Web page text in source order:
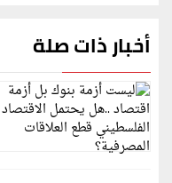
أخبار ذات صلة